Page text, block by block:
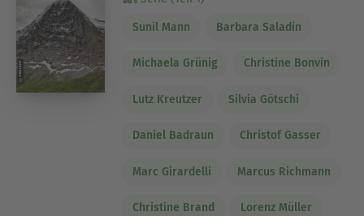
Sunil Mann Barbara Saladin
Michaela Grünig Christine Bonvin
Lutz Kreutzer Silvia Götschi
Daniel Badraun Christof Gasser
Marc Girardelli Marcus Richmann
Christine Brand Lorenz Müller